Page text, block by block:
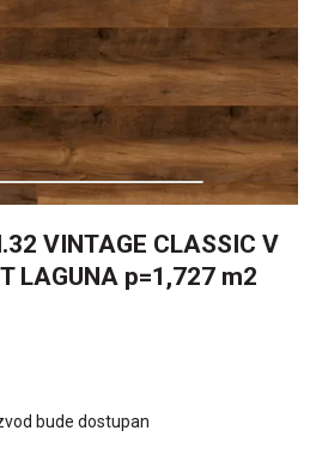
4 6 7
VINTAGE CLASSIC V
LAGUNA p=1,727 m2
bude dostupan